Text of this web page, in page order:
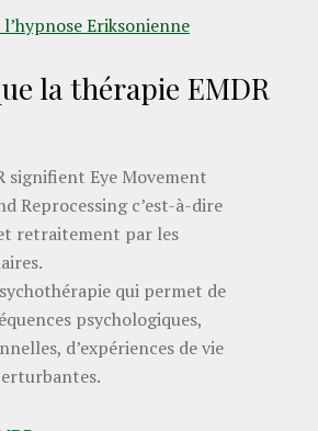
Eriksonienne
la thérapie EMDR
signifient Eye Movement
Reprocessing c’est-à-dire
retraitement par les
qui permet de
psychologiques,
d’expériences de vie